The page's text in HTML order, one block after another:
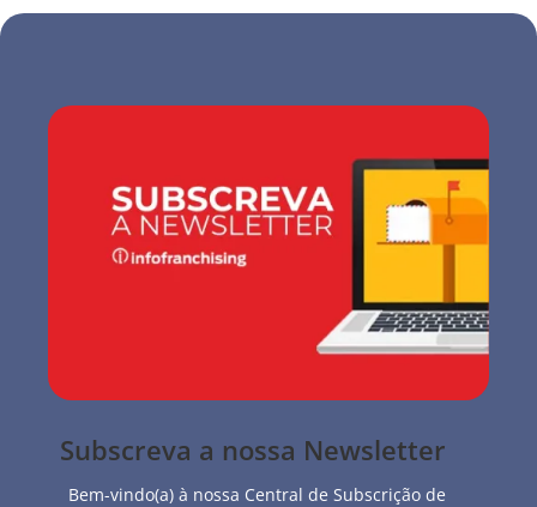
Subscreva a nossa Newsletter
Bem-vindo(a) à nossa Central de Subscrição de